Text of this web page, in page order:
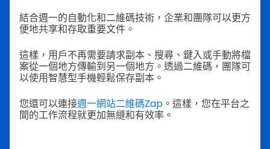
結合週一的自動化和二維碼技術，企業和團隊可以更方
便地共享和存取重要文件。
這樣，用戶不再需要請求副本、搜尋、鍵入或手動將檔
案從一個地方傳輸到另一個地方。透過二維碼，團隊可
以使用智慧型手機輕鬆保存副本。
您還可以連接週一網站二維碼Zap 。這樣，您在平台之
間的工作流程就更加無縫和有效率。